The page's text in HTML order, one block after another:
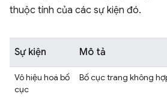
thuộc tính của các sự kiện đó.
Sự kiện Mô tả
Vô hiệu hoá bố
cục
Bố cục trang không